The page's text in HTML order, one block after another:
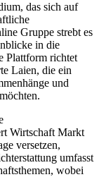
das sich auf
Gruppe strebt es
in die
Plattform richtet
Laien, die ein
und
Wirtschaft Markt
versetzen,
umfasst
wobei